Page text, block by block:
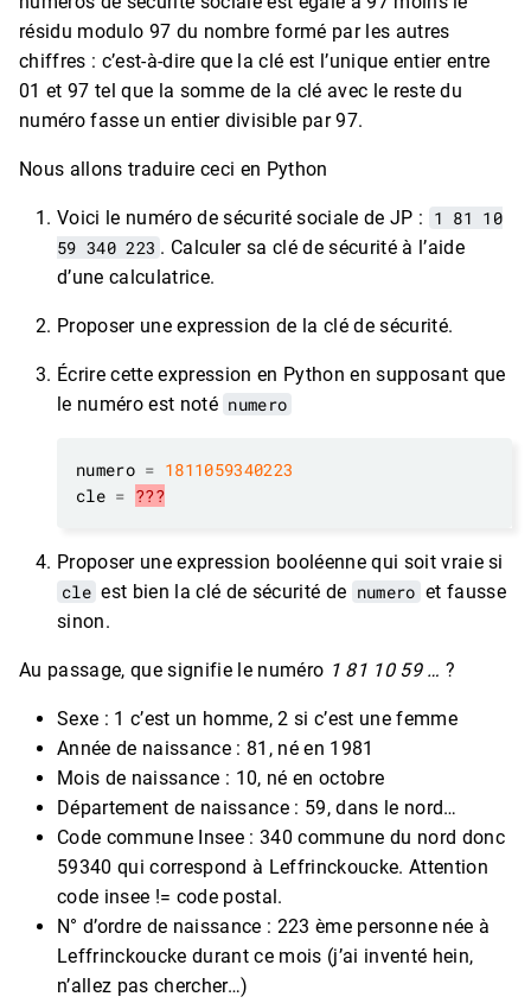
résidu modulo 97 du nombre formé par les autres
chiffres : c’est-à-dire que la clé est l’unique entier entre
01 et 97 tel que la somme de la clé avec le reste du
numéro fasse un entier divisible par 97.
Nous allons traduire ceci en Python
Voici le numéro de sécurité sociale de JP : 1 81 10
59 340 223 . Calculer sa clé de sécurité à l’aide
d’une calculatrice.
Proposer une expression de la clé de sécurité.
Écrire cette expression en Python en supposant que
le numéro est noté numero
numero = 1811059340223
cle = ???
Proposer une expression booléenne qui soit vraie si
cle est bien la clé de sécurité de numero et fausse
sinon.
Au passage, que signifie le numéro 1 81 10 59 … ?
Sexe : 1 c’est un homme, 2 si c’est une femme
Année de naissance : 81, né en 1981
Mois de naissance : 10, né en octobre
Département de naissance : 59, dans le nord…
Code commune Insee : 340 commune du nord donc
59340 qui correspond à Leffrinckoucke. Attention
code insee != code postal.
N° d’ordre de naissance : 223 ème personne née à
Leffrinckoucke durant ce mois (j’ai inventé hein,
n’allez pas chercher…)